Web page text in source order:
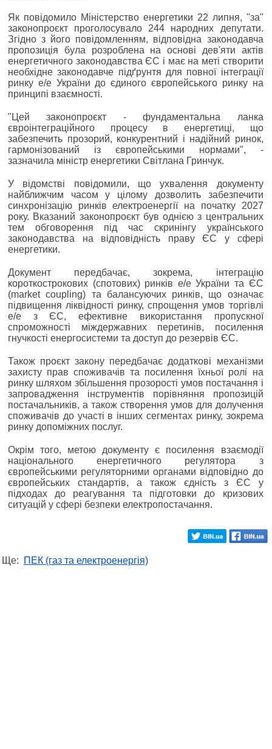
Як повідомило Міністерство енергетики 22 липня, "за"
законопроєкт проголосувало 244 народних депутати.
Згідно з його повідомленням, відповідна законодавча
пропозиція була розроблена на основі дев'яти актів
енергетичного законодавства ЄС і має на меті створити
необхідне законодавче підґрунтя для повної інтеграції
ринку е/е України до єдиного європейського ринку на
принципі взаємності.
"Цей законопроєкт - фундаментальна ланка
євроінтеграційного процесу в енергетиці, що
забезпечить прозорий, конкурентний і надійний ринок,
гармонізований із європейськими нормами", -
зазначила міністр енергетики Світлана Гринчук.
У відомстві повідомили, що ухвалення документу
найближчим часом у цілому дозволить забезпечити
синхронізацію ринків електроенергії на початку 2027
року. Вказаний законопроєкт був однією з центральних
тем обговорення під час скринінгу українського
законодавства на відповідність праву ЄС у сфері
енергетики.
Документ передбачає, зокрема, інтеграцію
короткострокових (спотових) ринків е/е України та ЄС
(market coupling) та балансуючих ринків, що означає
підвищення ліквідності ринку, спрощення умов торгівлі
е/е з ЄС, ефективне використання пропускної
спроможності міждержавних перетинів, посилення
гнучкості енергосистеми та доступ до резервів ЄС.
Також проєкт закону передбачає додаткові механізми
захисту прав споживачів та посилення їхньої ролі на
ринку шляхом збільшення прозорості умов постачання і
запровадження інструментів порівняння пропозицій
постачальників, а також створення умов для долучення
споживачів до участі в інших сегментах ринку, зокрема
ринку допоміжних послуг.
Окрім того, метою документу є посилення взаємодії
національного енергетичного регулятора з
європейськими регуляторними органами відповідно до
європейських стандартів, а також єдність з ЄС у
підходах до реагування та підготовки до кризових
ситуацій у сфері безпеки електропостачання.
Ще: ПЕК (газ та електроенергія)